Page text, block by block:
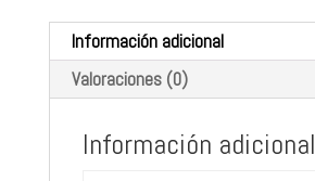
Información adicional
Valoraciones (0)
Información adicional